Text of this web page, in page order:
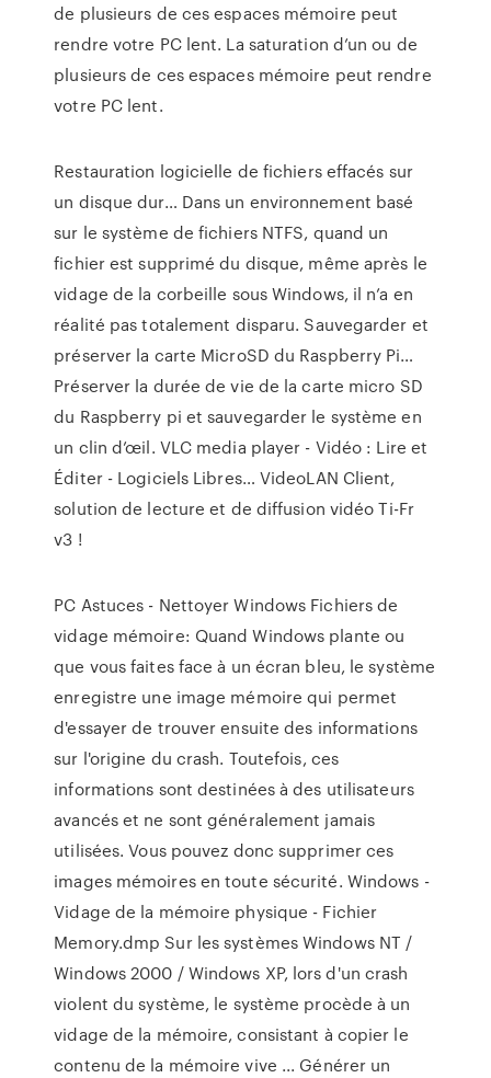
de plusieurs de ces espaces mémoire peut
rendre votre PC lent. La saturation d’un ou de
plusieurs de ces espaces mémoire peut rendre
votre PC lent.
Restauration logicielle de fichiers effacés sur
un disque dur… Dans un environnement basé
sur le système de fichiers NTFS, quand un
fichier est supprimé du disque, même après le
vidage de la corbeille sous Windows, il n’a en
réalité pas totalement disparu. Sauvegarder et
préserver la carte MicroSD du Raspberry Pi…
Préserver la durée de vie de la carte micro SD
du Raspberry pi et sauvegarder le système en
un clin d’œil. VLC media player - Vidéo : Lire et
Éditer - Logiciels Libres… VideoLAN Client,
solution de lecture et de diffusion vidéoTi-Fr
v3 !
PC Astuces - Nettoyer Windows Fichiers de
vidage mémoire: Quand Windows plante ou
que vous faites face à un écran bleu, le système
enregistre une image mémoire qui permet
d'essayer de trouver ensuite des informations
sur l'origine du crash. Toutefois, ces
informations sont destinées à des utilisateurs
avancés et ne sont généralement jamais
utilisées. Vous pouvez donc supprimer ces
images mémoires en toute sécurité. Windows -
Vidage de la mémoire physique - Fichier
Memory.dmp Sur les systèmes Windows NT /
Windows 2000 / Windows XP, lors d'un crash
violent du système, le système procède à un
vidage de la mémoire, consistant à copier le
contenu de la mémoire vive ... Générer un